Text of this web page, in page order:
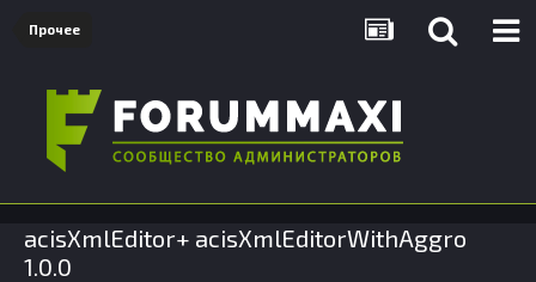
Прочее
acisXmlEditor+ acisXmlEditorWithAggro
1.0.0